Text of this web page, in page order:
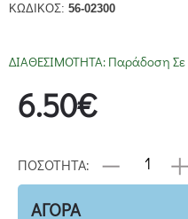
ΚΩΔΙΚΟΣ: 56-02300
ΔΙΑΘΕΣΙΜΟΤΗΤΑ: Παράδοση Σε
6.50€
ΠΟΣΟΤΗΤΑ:
ΑΓΟΡΑ